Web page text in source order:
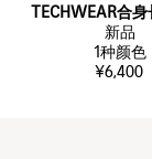
TECHWEAR合
新品
1种颜色
¥6,400